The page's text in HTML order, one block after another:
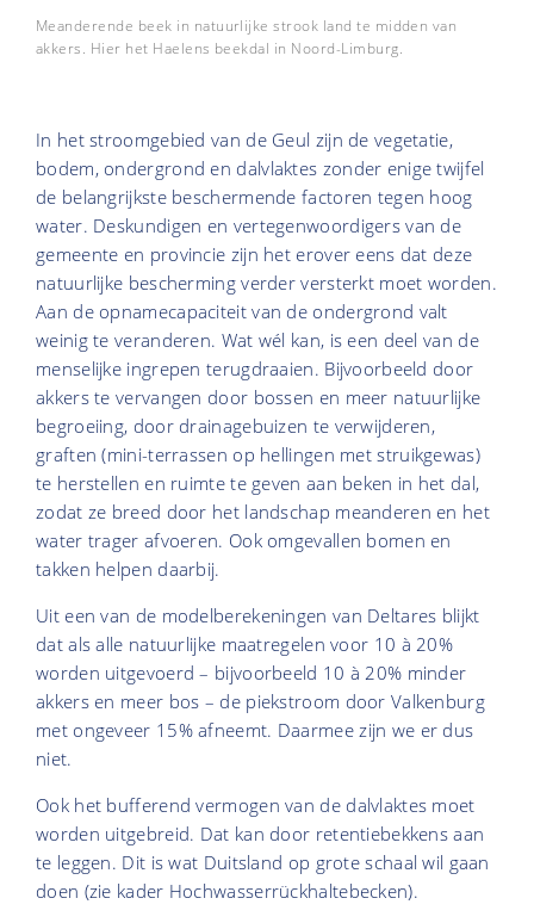
Meanderende beek in natuurlijke strook land te midden van
akkers. Hier het Haelens beekdal in Noord-Limburg.
In het stroomgebied van de Geul zijn de vegetatie,
bodem, ondergrond en dalvlaktes zonder enige twijfel
de belangrijkste beschermende factoren tegen hoog
water. Deskundigen en vertegenwoordigers van de
gemeente en provincie zijn het erover eens dat deze
natuurlijke bescherming verder versterkt moet worden.
Aan de opnamecapaciteit van de ondergrond valt
weinig te veranderen. Wat wél kan, is een deel van de
menselijke ingrepen terugdraaien. Bijvoorbeeld door
akkers te vervangen door bossen en meer natuurlijke
begroeiing, door drainagebuizen te verwijderen,
graften (mini-terrassen op hellingen met struikgewas)
te herstellen en ruimte te geven aan beken in het dal,
zodat ze breed door het landschap meanderen en het
water trager afvoeren. Ook omgevallen bomen en
takken helpen daarbij.
Uit een van de modelberekeningen van Deltares blijkt
dat als alle natuurlijke maatregelen voor 10 à 20%
worden uitgevoerd – bijvoorbeeld 10 à 20% minder
akkers en meer bos – de piekstroom door Valkenburg
met ongeveer 15% afneemt. Daarmee zijn we er dus
niet.
Ook het bufferend vermogen van de dalvlaktes moet
worden uitgebreid. Dat kan door retentiebekkens aan
te leggen. Dit is wat Duitsland op grote schaal wil gaan
doen (zie kader Hochwasserrückhaltebecken).